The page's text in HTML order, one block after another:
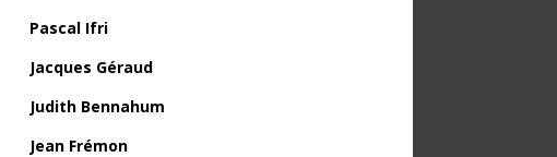
Pascal Ifri
Jacques Géraud
Judith Bennahum
Jean Frémon